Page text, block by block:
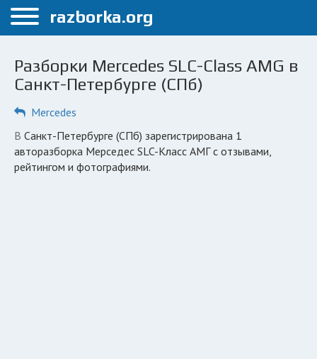
Меню
Санкт-Петербург
Автосервисы
Разборки Mercedes SLC-Class AMG в
Санкт-Петербурге (СПб)
Mercedes
в Санкт-Петербурге (СПб) зарегистрирована 1
авторазборка Мерседес SLC-Класс АМГ с отзывами,
рейтингом и фотографиями.
razborka.org